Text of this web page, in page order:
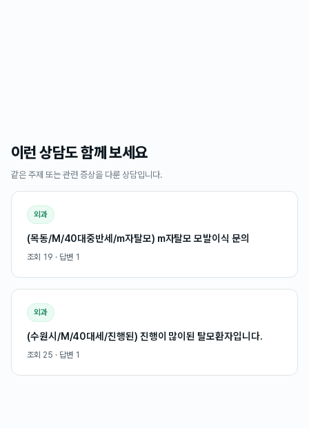
이런 상담도 함께 보세요
같은 주제 또는 관련 증상을 다룬 상담입니다.
외과
(목동/M/40대중반세/m자탈모) m자탈모 모발이식 문의
조회 19 · 답변 1
외과
(수원시/M/40대세/진행된) 진행이 많이된 탈모환자입니다.
조회 25 · 답변 1